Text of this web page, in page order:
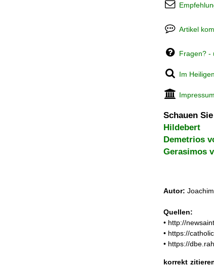
Artikel
Fragen? -
Im
Impressum
Schauen
Hildebert
Demetrios
Gerasimos
Autor:
Quellen:
• http://
• https://
• https://
korrekt